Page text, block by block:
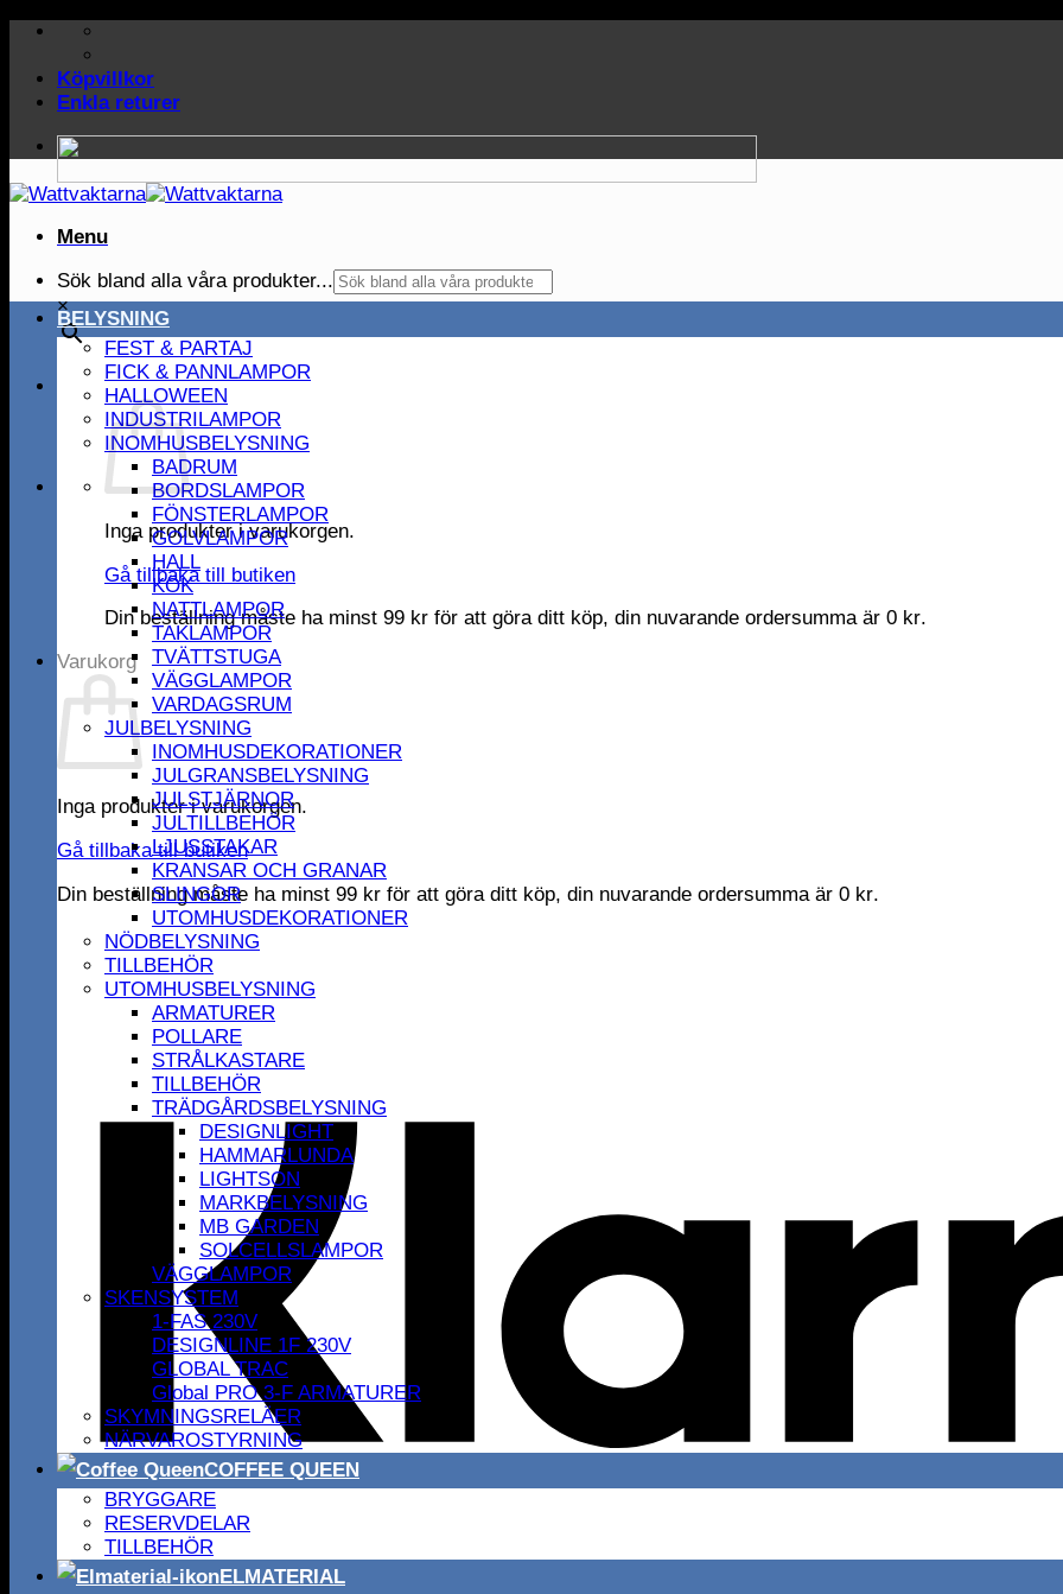
Skip
contentKöpvillkor
Enkla returer
Menu
Sök bland alla våra produkter...
×
Inga produkter i varukorgen.
Gå tillbaka till butiken
Din beställning måste ha minst 99 kr för att göra ditt köp, din nuvarande ordersumma är 0 kr.
Varukorg
Inga produkter i varukorgen.
Gå tillbaka till butiken
Din beställning måste ha minst 99 kr för att göra ditt köp, din nuvarande ordersumma är 0 kr.
BELYSNING
FEST & PARTAJ
FICK & PANNLAMPOR
HALLOWEEN
INDUSTRILAMPOR
INOMHUSBELYSNING
BADRUM
BORDSLAMPOR
FÖNSTERLAMPOR
GOLVLAMPOR
HALL
KÖK
NATTLAMPOR
TAKLAMPOR
TVÄTTSTUGA
VÄGGLAMPOR
VARDAGSRUM
JULBELYSNING
INOMHUSDEKORATIONER
JULGRANSBELYSNING
JULSTJÄRNOR
JULTILLBEHÖR
LJUSSTAKAR
KRANSAR OCH GRANAR
SLINGOR
UTOMHUSDEKORATIONER
NÖDBELYSNING
TILLBEHÖR
UTOMHUSBELYSNING
ARMATURER
POLLARE
STRÅLKASTARE
TILLBEHÖR
TRÄDGÅRDSBELYSNING
DESIGNLIGHT
HAMMARLUNDA
LIGHTSON
MARKBELYSNING
MB GARDEN
SOLCELLSLAMPOR
VÄGGLAMPOR
SKENSYSTEM
1-FAS 230V
DESIGNLINE 1F 230V
GLOBAL TRAC
Global PRO 3-F ARMATURER
SKYMNINGSRELÄER
NÄRVAROSTYRNING
COFFEE QUEEN
BRYGGARE
RESERVDELAR
TILLBEHÖR
ELMATERIAL